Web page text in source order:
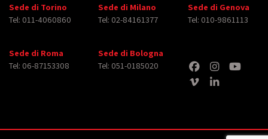
Sede di Torino
Tel: 011-4060860
Sede di Milano
Tel: 02-84161377
Sede di Genova
Tel: 010-9861113
Sede di Roma
Tel: 06-87153308
Sede di Bologna
Tel: 051-0185020